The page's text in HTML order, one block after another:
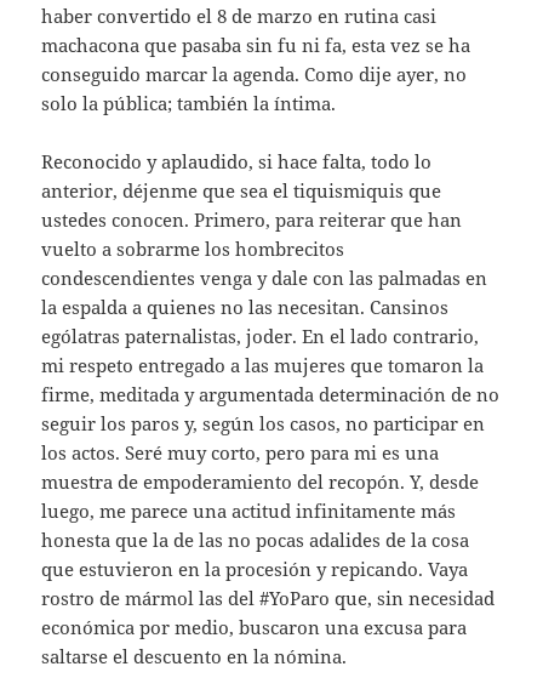
haber convertido el 8 de marzo en rutina casi
machacona que pasaba sin fu ni fa, esta vez se ha
conseguido marcar la agenda. Como dije ayer, no
solo la pública; también la íntima.
Reconocido y aplaudido, si hace falta, todo lo
anterior, déjenme que sea el tiquismiquis que
ustedes conocen. Primero, para reiterar que han
vuelto a sobrarme los hombrecitos
condescendientes venga y dale con las palmadas en
la espalda a quienes no las necesitan. Cansinos
ególatras paternalistas, joder. En el lado contrario,
mi respeto entregado a las mujeres que tomaron la
firme, meditada y argumentada determinación de no
seguir los paros y, según los casos, no participar en
los actos. Seré muy corto, pero para mi es una
muestra de empoderamiento del recopón. Y, desde
luego, me parece una actitud infinitamente más
honesta que la de las no pocas adalides de la cosa
que estuvieron en la procesión y repicando. Vaya
rostro de mármol las del #YoParo que, sin necesidad
económica por medio, buscaron una excusa para
saltarse el descuento en la nómina.